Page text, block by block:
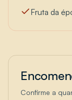
Fruta da
Confirme a